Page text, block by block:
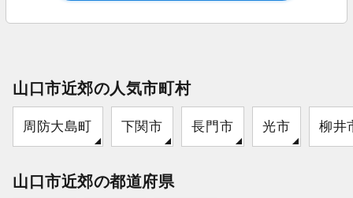
山口市近郊の人気市町村
周防大島町 下関市 長門市 光市 柳井
山口市近郊の都道府県